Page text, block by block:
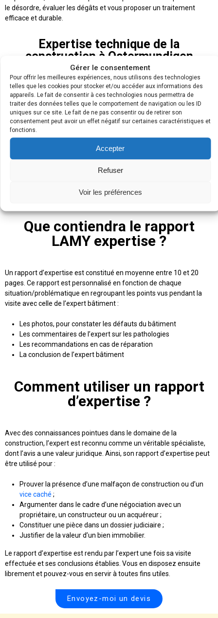
Gérer le consentement
Pour offrir les meilleures expériences, nous utilisons des technologies
telles que les cookies pour stocker et/ou accéder aux informations des
appareils. Le fait de consentir à ces technologies nous permettra de
traiter des données telles que le comportement de navigation ou les ID
uniques sur ce site. Le fait de ne pas consentir ou de retirer son
consentement peut avoir un effet négatif sur certaines caractéristiques et
fonctions.
Accepter
Refuser
Voir les préférences
le désordre, évaluer les dégâts et vous proposer un traitement
efficace et durable.
Expertise technique de la
construction à Ostermundigen
Si vous avez récemment été victime d’un sinistre ou d’une
catastrophe naturelle (inondations, incendie, tempête,
éboulements), il est possible que votre logement ait subi lui aussi de
nombreux dégâts. Vous avez d’ailleurs noté des signes qui ne
trompent pas : infiltrations d’eaux régulières dans le vide sanitaire ,
fissuration des murs, tâches au plafond…
professionnel qualifié. Nos experts viennent chez vous pour
techniciens, les experts de LAMY expertise vous accompagnent
Que contiendra le rapport
LAMY expertise ?
Un rapport d’expertise est constitué en moyenne entre 10 et 20
pages. Ce rapport est personnalisé en fonction de chaque
situation/problématique en regroupant les points vus pendant la
visite avec celle de l’expert bâtiment :
Les photos, pour constater les défauts du bâtiment
Les commentaires de l’expert sur les pathologies
Les recommandations en cas de réparation
La conclusion de l’expert bâtiment
Comment utiliser un rapport
d’expertise ?
Avec des connaissances pointues dans le domaine de la
construction, l’expert est reconnu comme un véritable spécialiste,
dont l’avis a une valeur juridique. Ainsi, son rapport d’expertise peut
être utilisé pour :
Prouver la présence d’une malfaçon de construction ou d’un
vice caché ;
Argumenter dans le cadre d’une négociation avec un
propriétaire, un constructeur ou un acquéreur ;
Constituer une pièce dans un dossier judiciaire ;
Justifier de la valeur d’un bien immobilier.
Le rapport d’expertise est rendu par l’expert une fois sa visite
effectuée et ses conclusions établies. Vous en disposez ensuite
librement et pouvez-vous en servir à toutes fins utiles.
Envoyez-moi un devis